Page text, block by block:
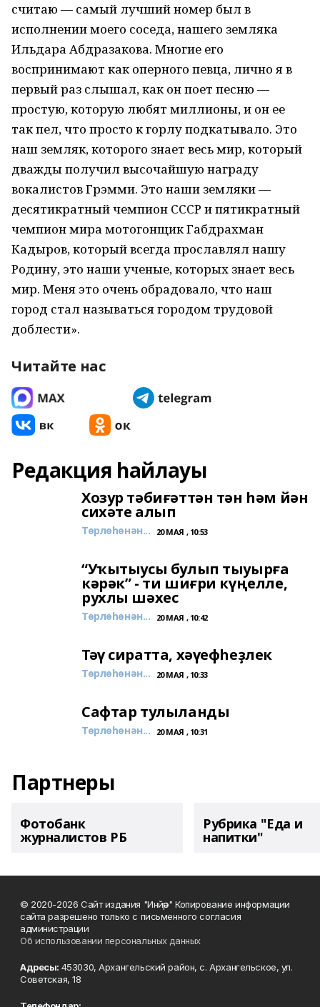
считаю — самый лучший номер был в
исполнении моего соседа, нашего земляка
Ильдара Абдразакова. Многие его
воспринимают как оперного певца, лично я в
первый раз слышал, как он поет песню —
простую, которую любят миллионы, и он ее
так пел, что просто к горлу подкатывало. Это
наш земляк, которого знает весь мир, который
дважды получил высочайшую награду
вокалистов Грэмми. Это наши земляки —
десятикратный чемпион СССР и пятикратный
чемпион мира мотогонщик Габдрахман
Кадыров, который всегда прославлял нашу
Родину, это наши ученые, которых знает весь
мир. Меня это очень обрадовало, что наш
город стал называться городом трудовой
доблести».
Читайте нас
Редакция һайлауы
Хозур тәбиғәттән тән һәм йән
сихәте алып
Төрлөһөнән... 20 МАЯ , 10:53
“Уҡытыусы булып тыуырға
кәрәк” - ти шиғри күңелле,
рухлы шәхес
Төрлөһөнән... 20 МАЯ , 10:42
Тәү сиратта, хәүефһеҙлек
Төрлөһөнән... 20 МАЯ , 10:33
Сафтар тулыланды
Төрлөһөнән... 20 МАЯ , 10:31
Партнеры
Фотобанк
журналистов РБ
Рубрика "Еда и
напитки"
© 2020-2026 Сайт издания "Инйәр" Копирование информации
сайта разрешено только с письменного согласия
администрации
Об использовании персональных данных
Адресы: 453030, Архангельский район, с. Архангельское, ул.
Советская, 18